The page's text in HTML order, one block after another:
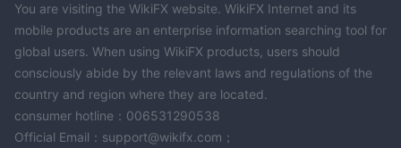
You are visiting the WikiFX website. WikiFX Internet and its
mobile products are an enterprise information searching tool for
global users. When using WikiFX products, users should
consciously abide by the relevant laws and regulations of the
country and region where they are located.
consumer hotline：006531290538
Official Email：support@wikifx.com；